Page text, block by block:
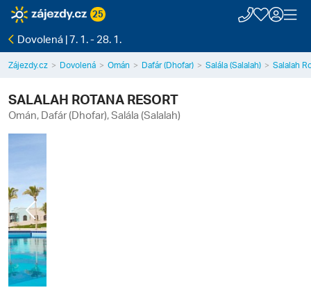
25
Dovolená | 7. 1. - 28. 1.
Zájezdy.cz Dovolená Omán Dafár (Dhofar) Salála (Salalah) Salalah
SALALAH ROTANA RESORT
Omán, Dafár (Dhofar), Salála (Salalah)
Previous